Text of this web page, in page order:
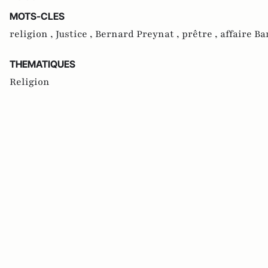
MOTS-CLES
religion , Justice , Bernard Preynat , prêtre , affaire
THEMATIQUES
Religion